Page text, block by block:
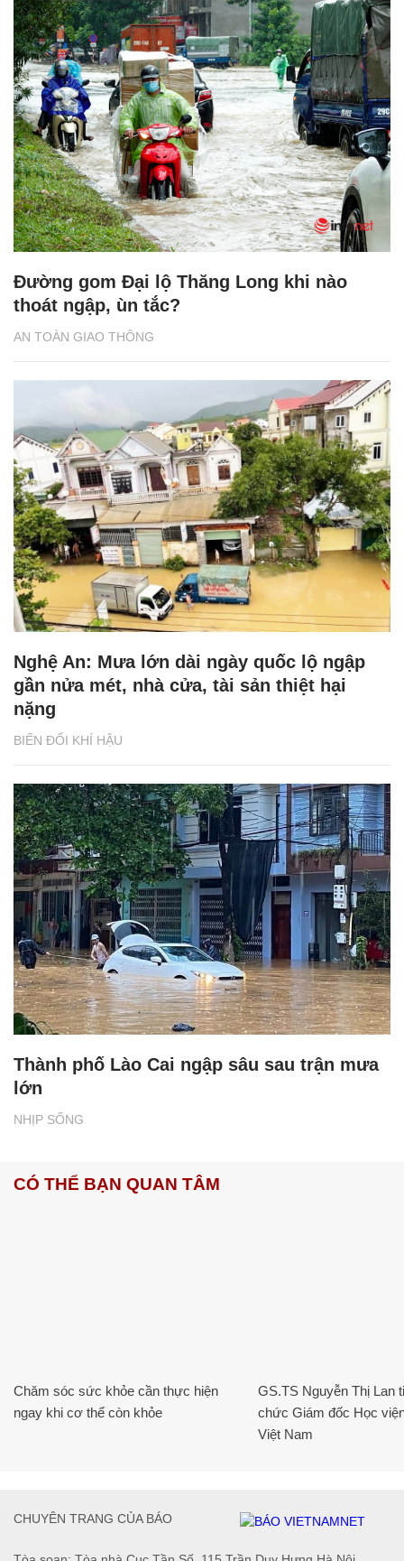
AN TOÀN GIAO THÔNG
Đường gom Đại lộ Thăng Long khi nào
thoát ngập, ùn tắc?
BIẾN ĐỔI KHÍ HẬU
Nghệ An: Mưa lớn dài ngày quốc lộ ngập
gần nửa mét, nhà cửa, tài sản thiệt hại
nặng
NHỊP SỐNG
Thành phố Lào Cai ngập sâu sau trận mưa
lớn
CÓ THỂ BẠN QUAN TÂM
Chăm sóc sức khỏe cần thực hiện
ngay khi cơ thể còn khỏe
GS.TS Nguyễn Thị Lan
chức Giám đốc Học
Việt Nam
CHUYÊN TRANG CỦA BÁO